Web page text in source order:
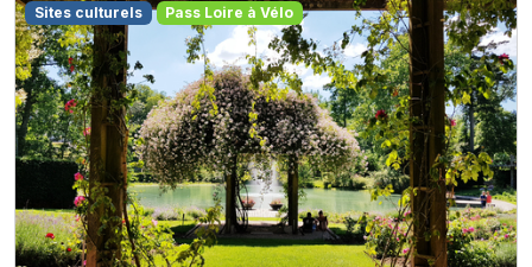
Sites culturels Pass Loire à Vélo